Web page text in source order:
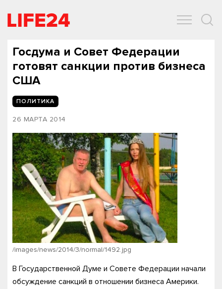
Госдума и Совет Федерации
готовят санкции против бизнеса
США
ПОЛИТИКА
26 МАРТА 2014
/images/news/2014/3/normal/1492.jpg
В Государственной Думе и Совете Федерации начали
обсуждение санкций в отношении бизнеса Америки.